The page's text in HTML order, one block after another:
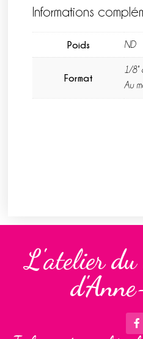
Informations
Poids ND
Format
1/
Au
L'atelier